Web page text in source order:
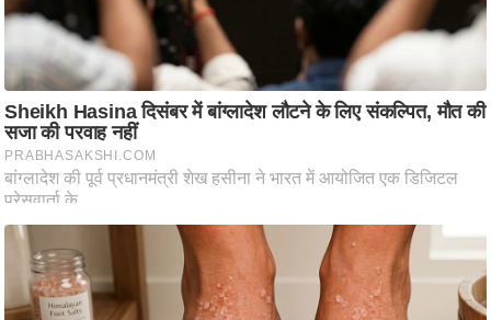
मा
ध
र्म
स्थ
ल
व्र
त्यो
हा
र